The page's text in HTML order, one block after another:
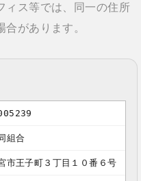
ィス等では、同一の住所
があります。
組合
市王子町３丁目１０番６号